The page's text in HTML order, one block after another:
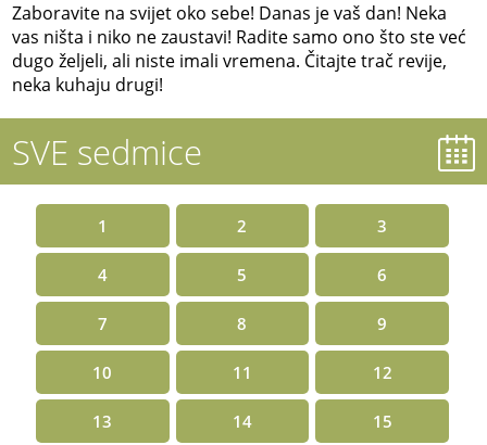
Zaboravite na svijet oko sebe! Danas je vaš dan! Neka
vas ništa i niko ne zaustavi! Radite samo ono što ste već
dugo željeli, ali niste imali vremena. Čitajte trač revije,
neka kuhaju drugi!
SVE sedmice
1 2 3
4 5 6
7 8 9
10 11 12
13 14 15